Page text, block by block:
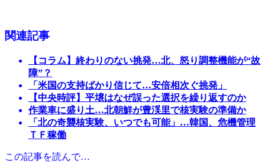
関連記事
【コラム】終わりのない挑発…北、怒り調整機能が“故
障”？
「米国の支持ばかり信じて…安倍相次ぐ挑発」
【中央時評】平壌はなぜ誤った選択を繰り返すのか
作業車に盛り土…北朝鮮が豊渓里で核実験の準備か
「北の奇襲核実験、いつでも可能」…韓国、危機管理
ＴＦ稼働
この記事を読んで…